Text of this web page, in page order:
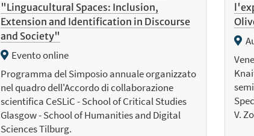
"Linguacultural Spaces: Inclusion,
Extension and Identification in Discourse
and Society"
Evento online
Programma del Simposio annuale organizzato
nel quadro dell'Accordo di collaborazione
scientifica CeSLiC - School of Critical Studies
Glasgow - School of Humanities and Digital
Sciences Tilburg.
V.